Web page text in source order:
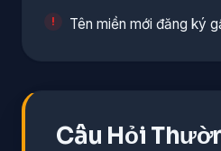
Tên miền mới đăng ký
Câu Hỏi